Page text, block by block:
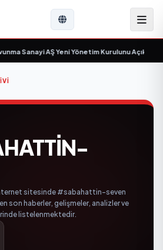
Sanayi AŞ Yeni Yönetim Kurulunu
sitesinde #sabahattin-seven
son haberler, gelişmeler, analizler ve
listelenmektedir.